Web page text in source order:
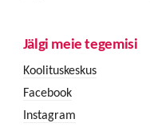
Jälgi meie tegemisi
Koolituskeskus
Facebook
Instagram